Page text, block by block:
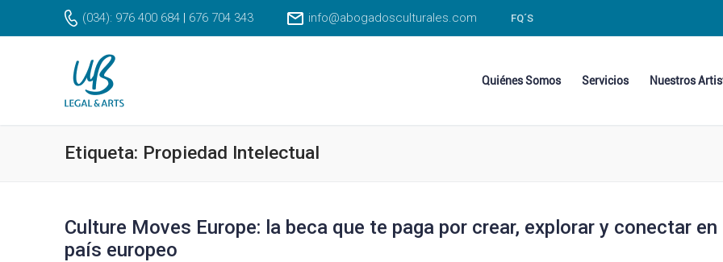
contenido
(034): 976 400 684 | 676 704 343 info@abogadosculturales.com FQ´S
Quiénes Somos Servicios Nuestros
Etiqueta: Propiedad Intelectual
Culture Moves Europe: la beca que te paga por crear, explorar y conectar
país europeo